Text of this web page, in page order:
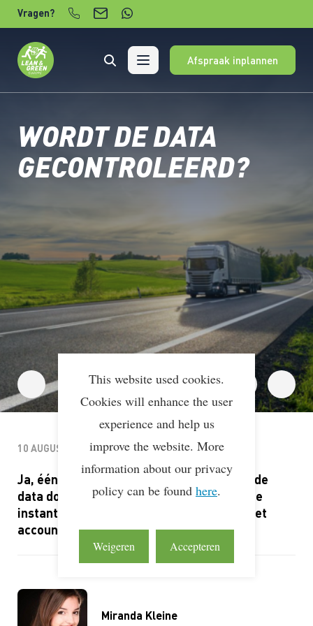
Verder naar content
Vragen?
Afspraak inplannen
WORDT DE DATA
GECONTROLEERD?
Miranda Kleine
10 AUGUSTUS, 2023
Ja, één keer per drie kalenderjaren moet de
data door een accountant of certificerende
instantie worden gecontroleerd volgens het
accountantsprotocol van Lean & Green.
This website used cookies.
Cookies will enhance the user
experience and help us
improve the website. More
information about our privacy
policy can be found here.
Weigeren Accepteren